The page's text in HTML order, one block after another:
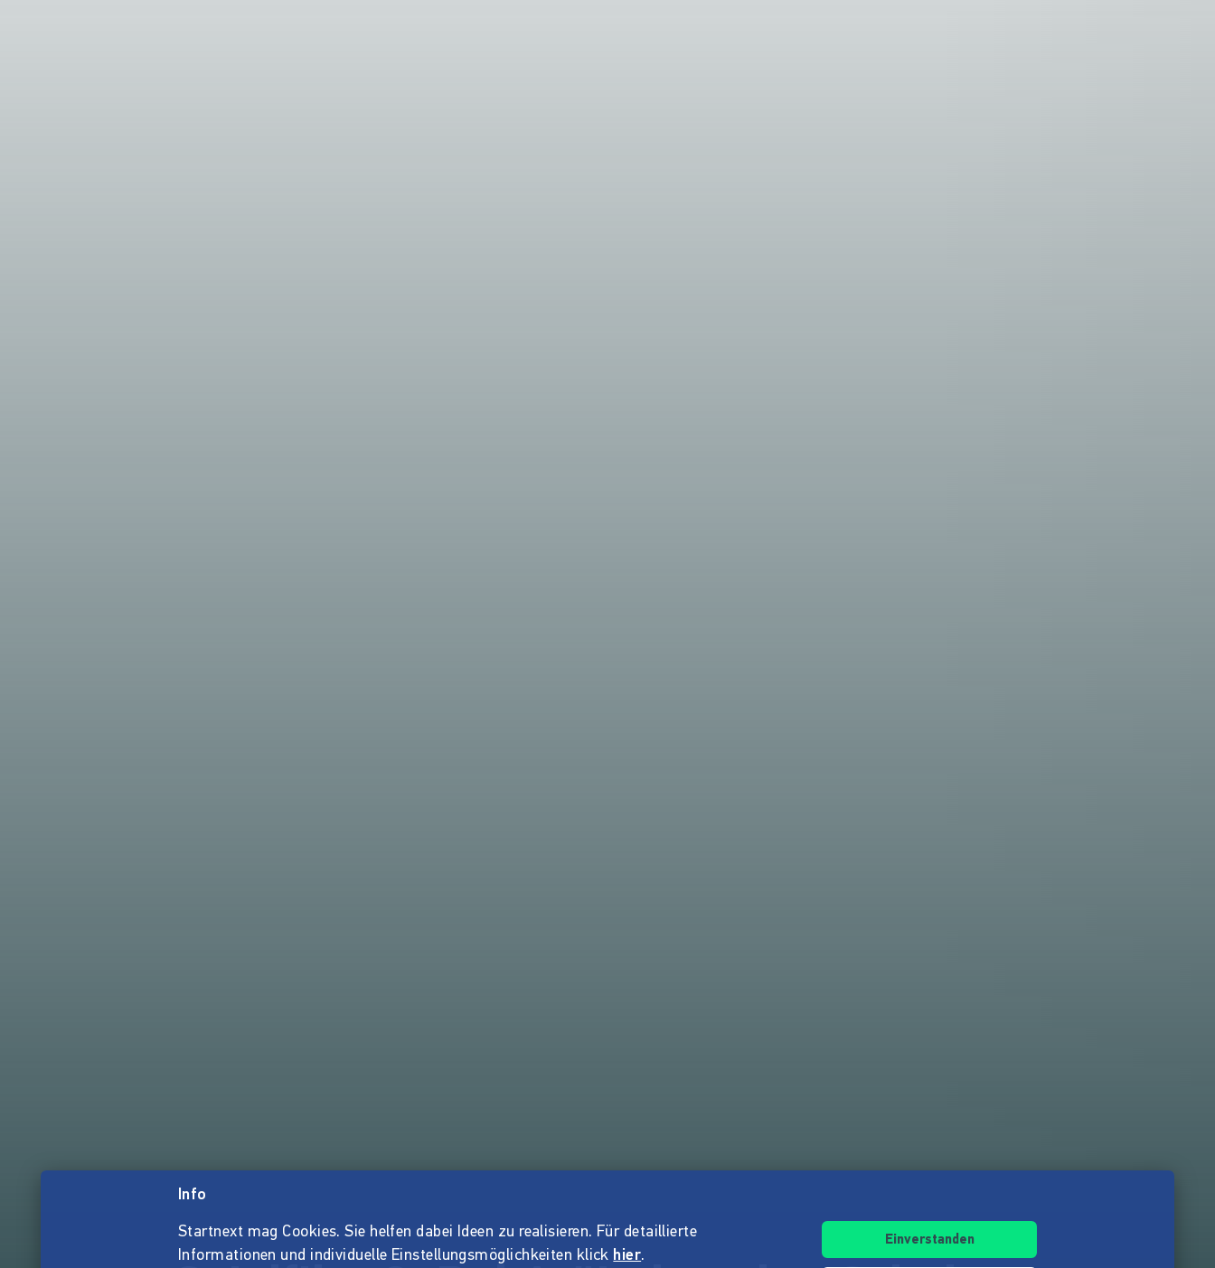
Info
Startnext mag Cookies. Sie helfen dabei Ideen zu realisieren. Für detaillierte
Informationen und individuelle Einstellungsmöglichkeiten klick hier.
Einverstanden